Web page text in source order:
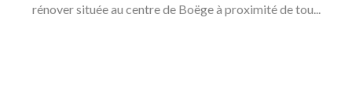
rénover située au centre de Boëge à proximité de tou...